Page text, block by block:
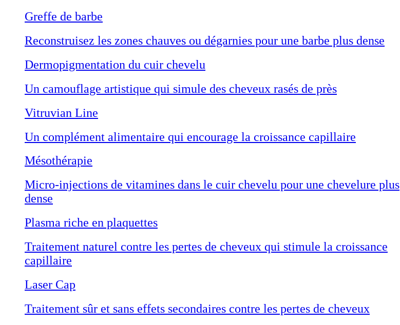
Greffe de barbe
Reconstruisez les zones chauves ou dégarnies pour une barbe plus dense
Dermopigmentation du cuir chevelu
Un camouflage artistique qui simule des cheveux rasés de près
Vitruvian Line
Un complément alimentaire qui encourage la croissance capillaire
Mésothérapie
Micro-injections de vitamines dans le cuir chevelu pour une chevelure plus
dense
Plasma riche en plaquettes
Traitement naturel contre les pertes de cheveux qui stimule la croissance
capillaire
Laser Cap
Traitement sûr et sans effets secondaires contre les pertes de cheveux